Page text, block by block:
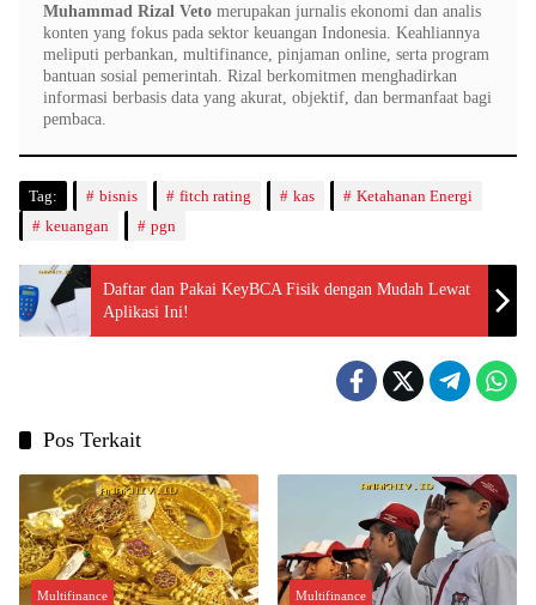
Muhammad Rizal Veto merupakan jurnalis ekonomi dan analis
konten yang fokus pada sektor keuangan Indonesia. Keahliannya
meliputi perbankan, multifinance, pinjaman online, serta program
bantuan sosial pemerintah. Rizal berkomitmen menghadirkan
informasi berbasis data yang akurat, objektif, dan bermanfaat bagi
pembaca.
Tag: bisnis fitch rating kas
Ketahanan Energi
keuangan
pgn
Daftar dan Pakai KeyBCA Fisik dengan Mudah Lewat
Aplikasi Ini!
Pos Terkait
Multifinance Multifinance